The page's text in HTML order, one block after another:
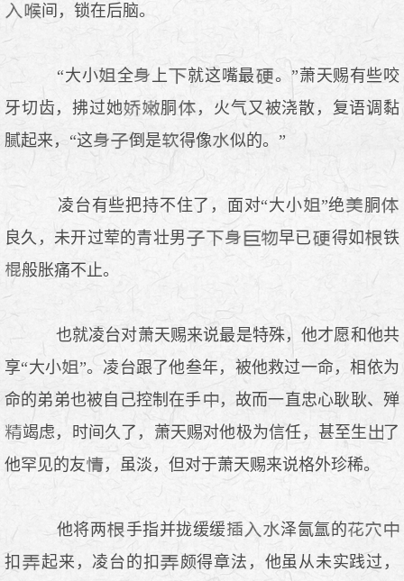
间，锁在后脑。
“大小 全 上 就这嘴最
。”萧天赐有些咬
牙切齿，拂过她
胴
，火气又被浇散，复语调黏
腻起来，“这
倒是 得像 似的。”
凌台有些把持不住了，面对“大小 ”绝
胴
良久，未开过荤的青壮男
早已 得如
铁
般胀痛不止。
也就凌台对萧天赐来说最是特殊，他才愿和他共
享“大小
”。凌台跟了他叁年，被他救过一命，相依为
命的弟弟也被自己控制在手
，故而一直忠心耿耿、殚
竭虑，时间久了，萧天赐对他极为信任，甚至生
了
他罕见的友
，虽淡，但对于萧天赐来说格外珍稀。
他将两 手指并拢缓缓
泽氤氲的
扣
起来，凌台的扣
颇得章法，他虽从未实践过，